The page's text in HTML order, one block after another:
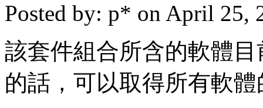
Posted by: p* on April 25,
該套件組合所含的軟體
的話，可以取得所有軟